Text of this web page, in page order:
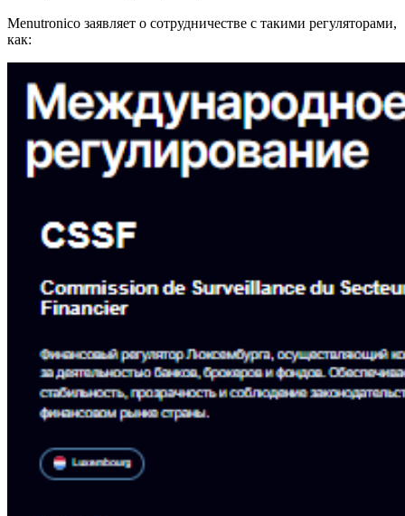
Menutronico заявляет о сотрудничестве с такими регуляторами,
как: